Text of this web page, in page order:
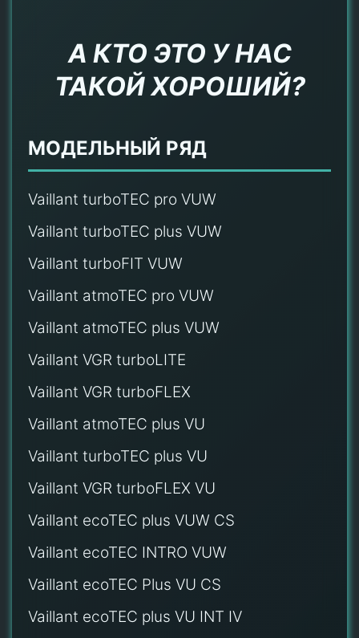
А КТО ЭТО У НАС
ТАКОЙ ХОРОШИЙ?
МОДЕЛЬНЫЙ РЯД
Vaillant turboTEC pro VUW
Vaillant turboTEC plus VUW
Vaillant turboFIT VUW
Vaillant atmoTEC pro VUW
Vaillant atmoTEC plus VUW
Vaillant VGR turboLITE
Vaillant VGR turboFLEX
Vaillant atmoTEC plus VU
Vaillant turboTEC plus VU
Vaillant VGR turboFLEX VU
Vaillant ecoTEC plus VUW CS
Vaillant ecoTEC INTRO VUW
Vaillant ecoTEC Plus VU CS
Vaillant ecoTEC plus VU INT IV